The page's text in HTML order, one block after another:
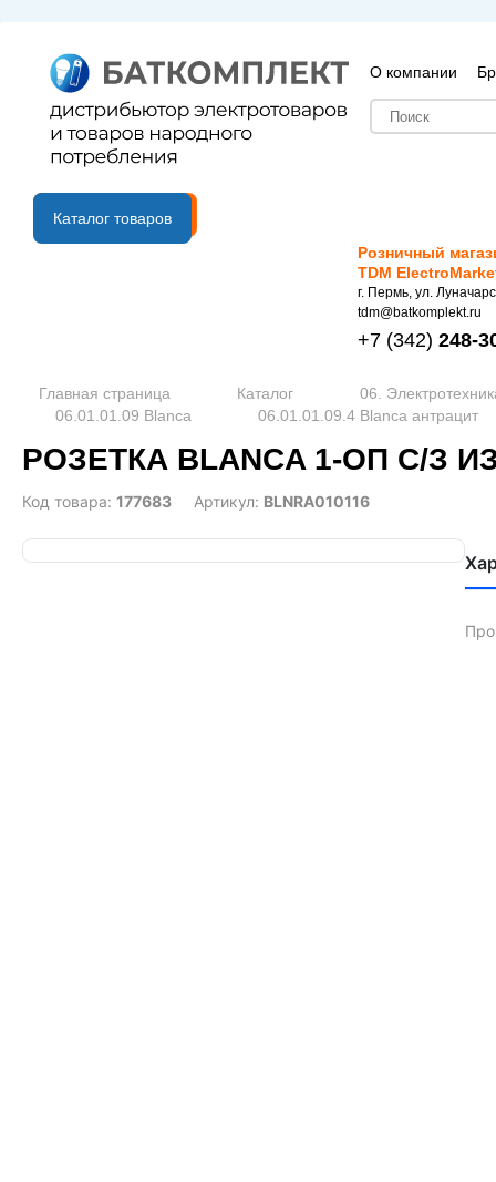
О компании
B2B портал
Каталог товаров
Розничный
TDM
г. Пермь, ул.
tdm@batkomplekt.ru
+7 (342) 248-
Главная страница Каталог
06.
06.01.01.09 Blanca
06.01.01.09.4 Blanca антрацит
РОЗЕТКА BLANCA 1-ОП С/З
Код товара: 177683 Артикул: BLNRA010116